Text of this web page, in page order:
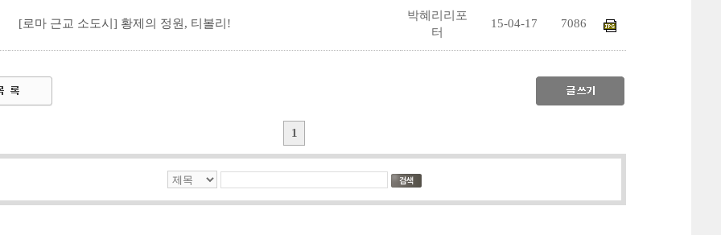
[로마 근교 소도시] 황제의 정원, 티볼리!
박혜리리포
터
15-04-17 7086
1